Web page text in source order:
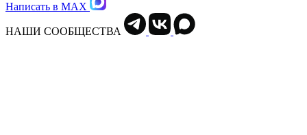
Написать в MAX
НАШИ СООБЩЕСТВА